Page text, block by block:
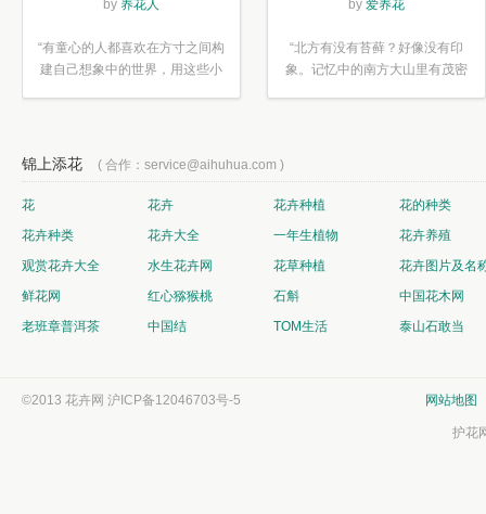
by 养花人
“有童心的人都喜欢在方寸之间构
建自己想象中的世界，用这些小
by 爱养花
“北方有没有苔藓？好像没有印
象。记忆中的南方大山里有茂密
锦上添花 ( 合作：service@aihuhua.com )
花 花卉 花卉种植
花的种类
花卉种类
花卉大全 一年生植物
花卉养殖
观赏花卉大全
水生花卉网 花草种植
花卉图片及名
鲜花网
红心猕猴桃 石斛
中国花木网
老班章普洱茶
中国结 TOM生活 泰山石敢当
©2013 花卉网 沪ICP备12046703号-5 网站地图
护花